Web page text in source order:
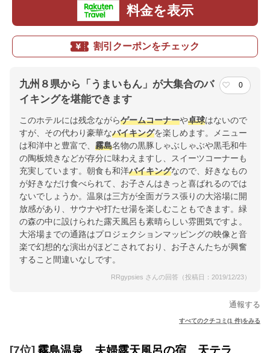
料金を表示
割引クーポンをチェック
九州８県から「うまいもん」が大集合のバ
イキングを堪能できます
0
このホテルには残念ながらゲームコーナーや卓球はないので
すが、その代わり豪華なバイキングを楽しめます。メニュー
は和洋中と豊富で、 霧島名物の黒豚しゃぶしゃぶや黒毛和牛
の陶板焼きなどが存分に味わえますし、スイーツコーナーも
充実しています。朝食も和洋バイキングなので、好きなもの
が好きなだけ食べられて、お子さんはきっと喜ばれるのでは
ないでしょうか。温泉は三方が全面ガラス張りの大浴場に開
放感があり、サウナや打たせ湯を楽しむこともできます。緑
の森の中に設けられた露天風呂も素晴らしい雰囲気ですよ。
大浴場までの通路はプロジェクションマッピングの映像と音
楽で幻想的な演出がほどこされており、お子さんたちが興奮
すること間違いなしです。
RRgypsies さんの回答（投稿日：2019/12/23）
通報する
すべてのクチコミ(1 件)をみる
[7位] 霧島温泉 夫婦露天風呂の宿 天テラ